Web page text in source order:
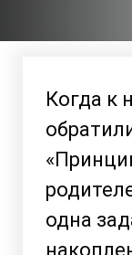
Когда к
одна